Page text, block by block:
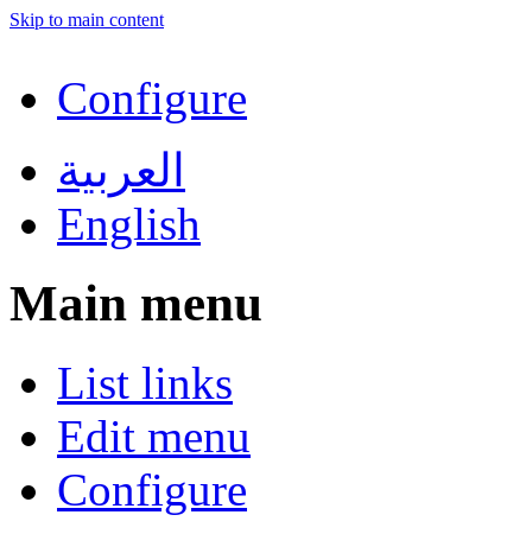
Skip to main content
Configure
العربية
English
Main menu
List links
Edit menu
Configure